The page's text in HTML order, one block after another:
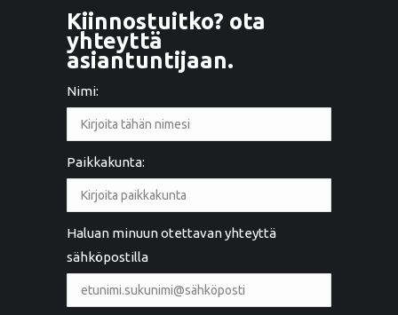
Kiinnostuitko? ota
yhteyttä
asiantuntijaan.
Nimi:
Paikkakunta:
Haluan minuun otettavan yhteyttä
sähköpostilla